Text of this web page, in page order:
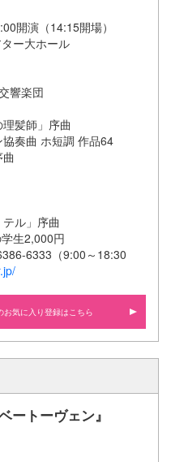
開演（14:15開場）
ー大ホール
響楽団
髪師」序曲
奏曲 ホ短調 作品64
ル」序曲
生2,000円
6333（9:00～18:30
気に入り登録はこちら
ートーヴェン』